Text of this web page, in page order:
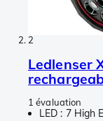
2
Ledlenser
1 évaluation
LED : 7 High